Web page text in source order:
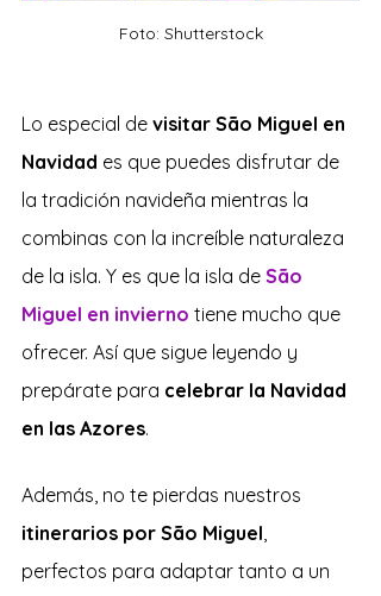
Foto: Shutterstock
Lo especial de visitar São Miguel en
Navidad es que puedes disfrutar de
la tradición navideña mientras la
combinas con la increíble naturaleza
de la isla. Y es que la isla de São
Miguel en invierno tiene mucho que
ofrecer. Así que sigue leyendo y
prepárate para celebrar la Navidad
en las Azores.
Además, no te pierdas nuestros
itinerarios por São Miguel,
perfectos para adaptar tanto a un